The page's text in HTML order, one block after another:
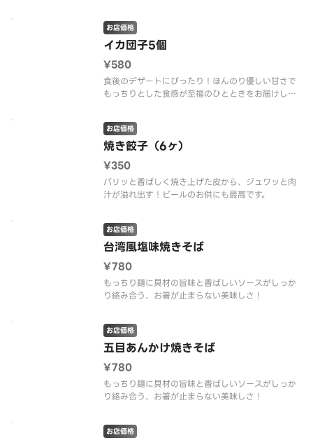
イカ団子5個
お店価格
¥580
食後のデザートにぴったり！ほんのり優しい甘さで
もっちりとした食感が至福のひとときをお届けしま
焼き餃子（6ヶ）
お店価格
¥350
パリッと香ばしく焼き上げた皮から、ジュワッと肉
汁が溢れ出す！ビールのお供にも最高です。
台湾風塩味焼きそば
お店価格
¥780
もっちり麺に具材の旨味と香ばしいソースがしっか
り絡み合う、お箸が止まらない美味しさ！
五目あんかけ焼きそば
お店価格
¥780
もっちり麺に具材の旨味と香ばしいソースがしっか
り絡み合う、お箸が止まらない美味しさ！
お店価格